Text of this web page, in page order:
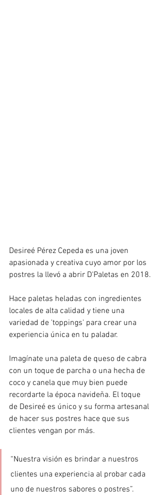
Desireé Pérez Cepeda es una joven
apasionada y creativa cuyo amor por los
postres la llevó a abrir D'Paletas en 2018.
Hace paletas heladas con ingredientes
locales de alta calidad y tiene una
variedad de 'toppings' para crear una
experiencia única en tu paladar.
Imagínate una paleta de queso de cabra
con un toque de parcha o una hecha de
coco y canela que muy bien puede
recordarte la época navideña. El toque
de Desireé es único y su forma artesanal
de hacer sus postres hace que sus
clientes vengan por más.
“Nuestra visión es brindar a nuestros
clientes una experiencia al probar cada
uno de nuestros sabores o postres”.